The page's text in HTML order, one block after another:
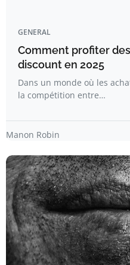
GENERAL
Comment profiter
discount en 2025
Dans un monde où les
la compétition entre…
Manon Robin